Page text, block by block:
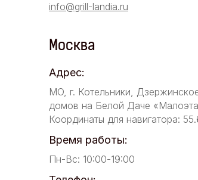
info@grill-landia.ru
Москва
Адрес:
МО, г. Котельники,
домов на Белой Даче
Координаты для навигатора:
Время работы:
Пн-Вс: 10:00-19:00